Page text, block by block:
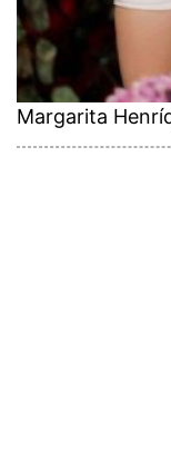
Margarita